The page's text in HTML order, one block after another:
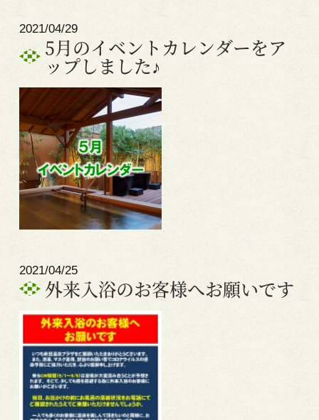
2021/04/29
5月のイベントカレンダーをア
ップしました♪
2021/04/25
外来入浴のお客様へお願いです